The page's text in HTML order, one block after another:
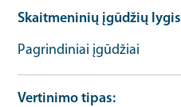
Skaitmeninių įgūdžių lygis
Pagrindiniai įgūdžiai
Vertinimo tipas